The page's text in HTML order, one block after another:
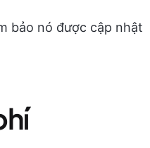
bảo nó được cập nhật